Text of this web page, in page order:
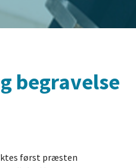
begravelse
først præsten